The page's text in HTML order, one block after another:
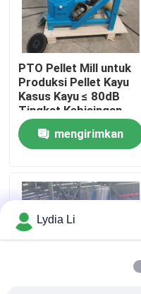
Tentang kita
Wisata pabrik
Kontrol kualitas
Hubungi kami
Quote request suatu
Mesin Pabrik Pelet
PTO Pellet Mill untuk
Produksi Pellet Kayu
Kasus Kayu ≤ 80dB
Tingkat Kebisingan
mengirimkan
Lydia Li